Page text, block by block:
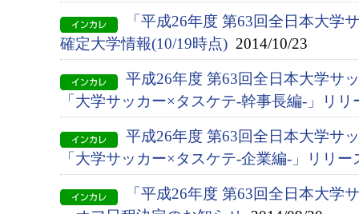
「平成26年度 第63回全日本大学
確定大学情報(10/19時点) 2014/10/23
平成26年度 第63回全日本大学サ
「大学サッカー×タスケテ-幹事長編-」リリ
平成26年度 第63回全日本大学サ
「大学サッカー×タスケテ-企業編-」リリー
「平成26年度 第63回全日本大学